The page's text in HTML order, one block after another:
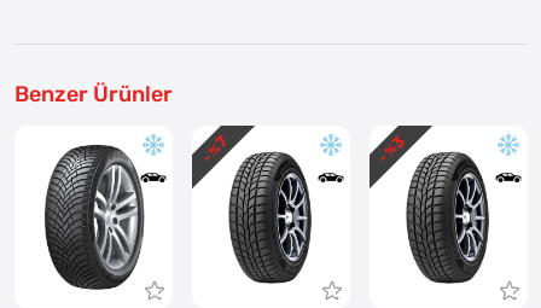
Benzer Ürünler
- %
7 - %
3